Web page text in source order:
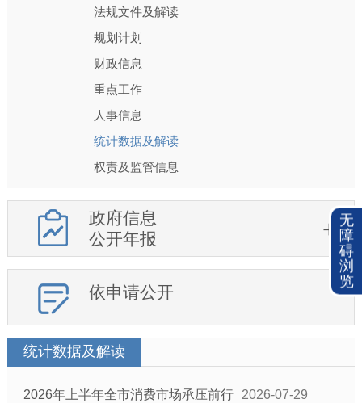
法规文件及解读
规划计划
财政信息
重点工作
人事信息
统计数据及解读
权责及监管信息
政府信息
公开年报
依申请公开
统计数据及解读
2026年上半年全市消费市场承压前行 2026-07-29
无
障
碍
浏
览